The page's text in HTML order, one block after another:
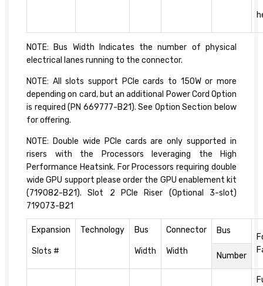
NOTE: Bus Width Indicates the number of physical
electrical lanes running to the connector.
NOTE: All slots support PCIe cards to 150W or more
depending on card, but an additional Power Cord Option
is required (PN 669777-B21). See Option Section below
for offering.
NOTE: Double wide PCIe cards are only supported in
risers with the Processors leveraging the High
Performance Heatsink. For Processors requiring double
wide GPU support please order the GPU enablement kit
(719082-B21). Slot 2 PCIe Riser (Optional 3-slot)
719073-B21
Expansion
Slots #
Technology Bus
Width
Connector
Width
Bus
Number